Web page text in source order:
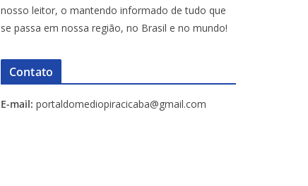
nosso leitor, o mantendo informado de tudo que
se passa em nossa região, no Brasil e no mundo!
Contato
E-mail: portaldomediopiracicaba@gmail.com